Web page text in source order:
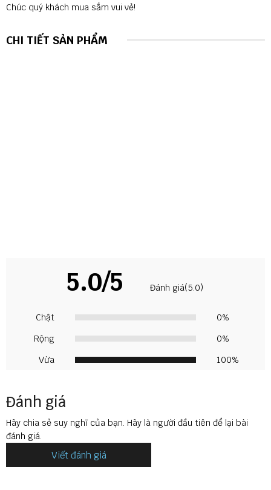
Chúc quý khách mua sắm vui vẻ!
CHI TIẾT SẢN PHẨM
5.0/5 Đánh giá(5.0)
Chật
0%
Rộng
0%
Vừa
100%
Đánh giá
Hãy chia sẻ suy nghĩ của bạn. Hãy là người đầu tiên để lại bài
đánh giá.
Viết đánh giá